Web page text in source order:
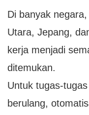
Di banyak
Utara, Jepang,
kerja menjadi
ditemukan.
Untuk tugas-
berulang,